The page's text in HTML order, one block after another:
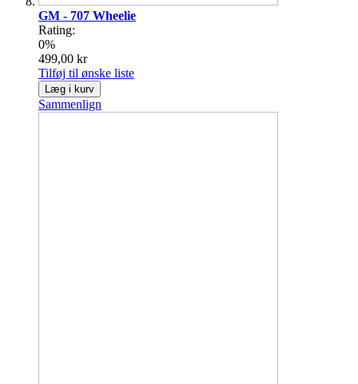
GM - 707 Wheelie
Rating:
0%
499,00 kr
Tilføj til ønske liste
Læg i kurv
Sammenlign